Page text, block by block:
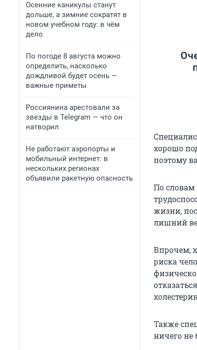
Осенние каникулы станут
дольше, а зимние сократят в
новом учебном году: в чём
дело
По погоде 8 августа можно
определить, насколько
дождливой будет осень —
важные приметы
Россиянина арестовали за
звезды в Telegram — что он
натворил
Не работают аэропорты и
мобильный интернет: в
нескольких регионах
объявили ракетную опасность
хорошо
поэтому
По словам
жизни,
лишний
Впрочем,
риска
Также
ничего не